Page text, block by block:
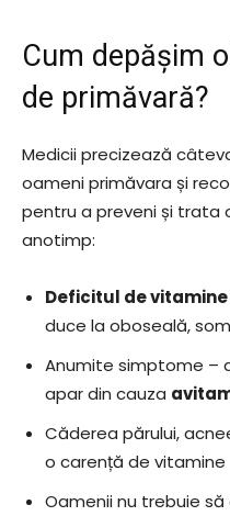
Cum depășim
de primăvară?
Medicii precizează
oameni primăvara și
pentru a preveni și trata
anotimp:
Deficitul de vitamine
duce la oboseală,
Anumite simptome –
apar din cauza
Căderea părului,
o carență de vitamine
Oamenii nu trebuie